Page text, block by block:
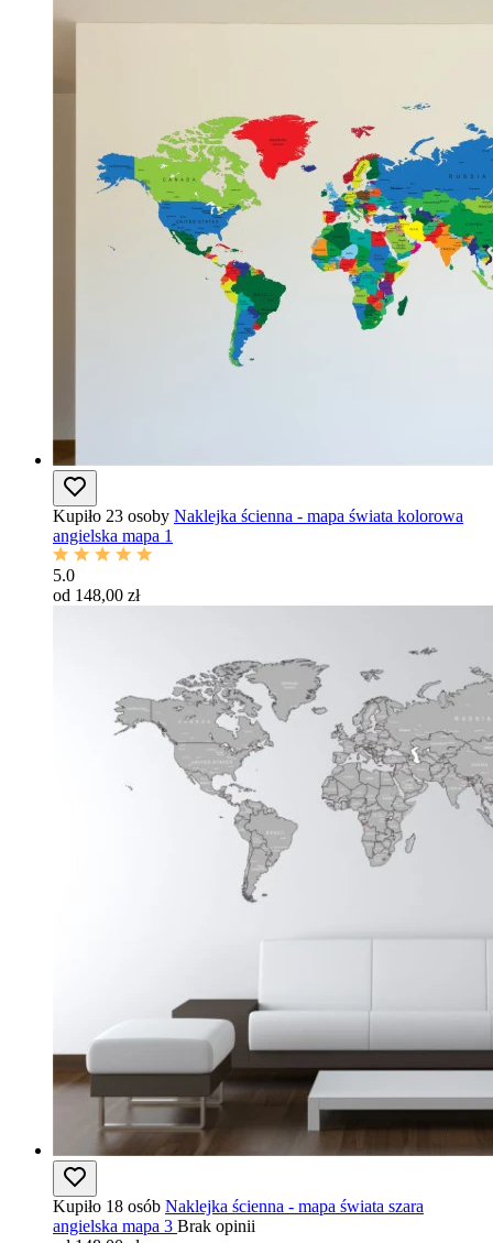
Kupiło 23 osoby Naklejka ścienna - mapa świata kolorowa
angielska mapa 1
5.0
od 148,00 zł
Kupiło 18 osób Naklejka ścienna - mapa świata szara
angielska mapa 3 Brak opinii